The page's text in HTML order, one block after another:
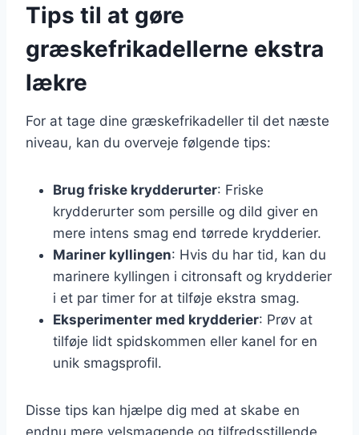
Tips til at gøre
græskefrikadellerne ekstra
lækre
For at tage dine græskefrikadeller til det næste
niveau, kan du overveje følgende tips:
Brug friske krydderurter: Friske
krydderurter som persille og dild giver en
mere intens smag end tørrede krydderier.
Mariner kyllingen: Hvis du har tid, kan du
marinere kyllingen i citronsaft og krydderier
i et par timer for at tilføje ekstra smag.
Eksperimenter med krydderier: Prøv at
tilføje lidt spidskommen eller kanel for en
unik smagsprofil.
Disse tips kan hjælpe dig med at skabe en
endnu mere velsmagende og tilfredsstillende